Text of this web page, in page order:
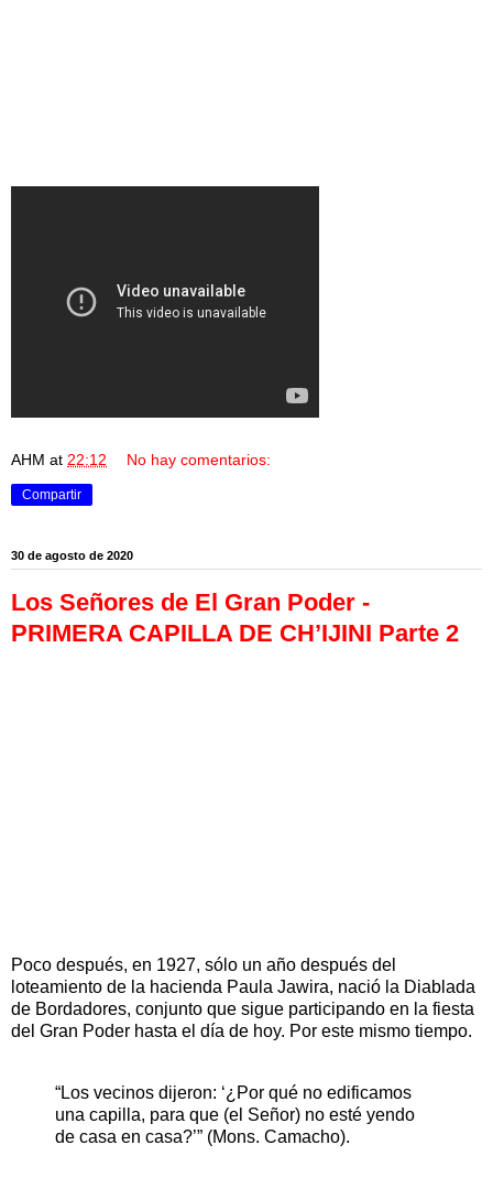
AHM at 22:12 No hay comentarios:
Compartir
30 de agosto de 2020
Los Señores de El Gran Poder -
PRIMERA CAPILLA DE CH’IJINI Parte 2
Poco después, en 1927, sólo un año después del
loteamiento de la hacienda Paula Jawira, nació la Diablada
de Bordadores, conjunto que sigue participando en la fiesta
del Gran Poder hasta el día de hoy. Por este mismo tiempo.
“Los vecinos dijeron: ‘¿Por qué no edificamos
una capilla, para que (el Señor) no esté yendo
de casa en casa?’” (Mons. Camacho).